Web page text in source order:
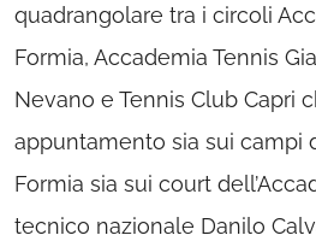
quadrangolare tra i circoli
Formia, Accademia Tennis
Nevano e Tennis Club Capri
appuntamento sia sui campi
Formia sia sui court
tecnico nazionale Danilo